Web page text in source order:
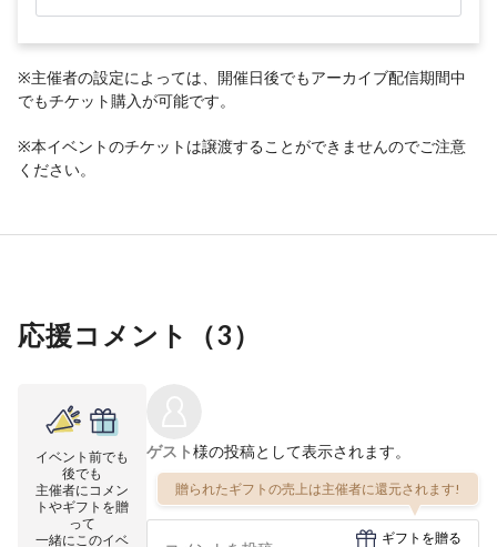
※主催者の設定によっては、開催日後でもアーカイブ配信期間中
でもチケット購入が可能です。
※本イベントのチケットは譲渡することができませんのでご注意
ください。
応援コメント（3）
イベント前でも
後でも
主催者にコメン
トやギフトを贈
って
一緒にこのイベ
ゲスト様の投稿として表示されます。
贈られたギフトの売上は主催者に還元されます!
ギフトを贈る